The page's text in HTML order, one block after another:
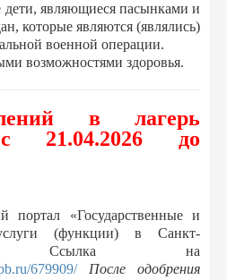
дети, являющиеся пасынками и
которые являются (являлись)
военной операции.
возможностями здоровья.
в лагерь
21.04.2026 до
портал «Государственные и
(функции) в Санкт-
Ссылка на
679909/
После одобрения